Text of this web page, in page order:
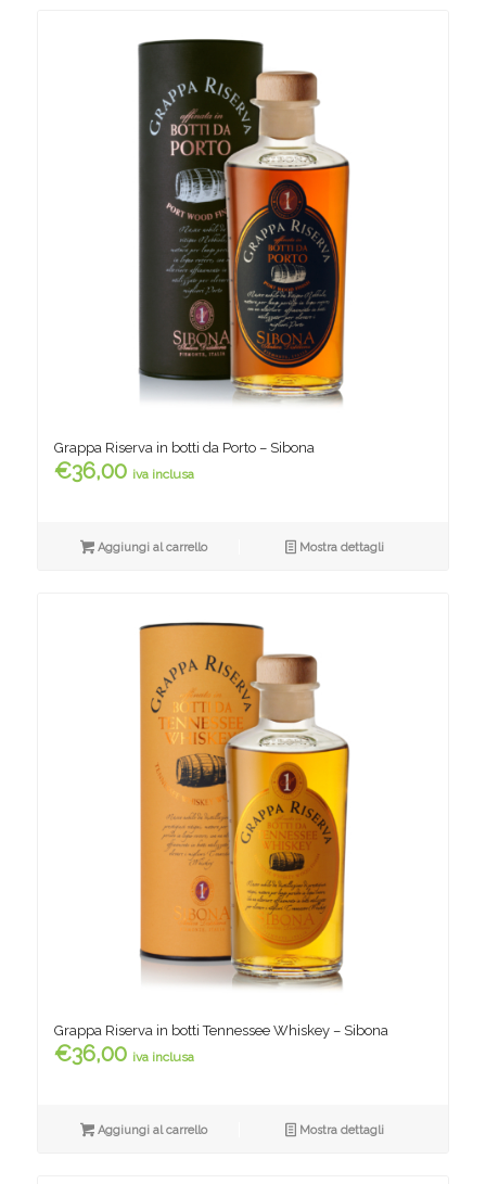
Grappa Riserva in botti da Porto – Sibona
€36,00 iva inclusa
Aggiungi al carrello Mostra dettagli
Grappa Riserva in botti Tennessee Whiskey – Sibona
€36,00 iva inclusa
Aggiungi al carrello Mostra dettagli